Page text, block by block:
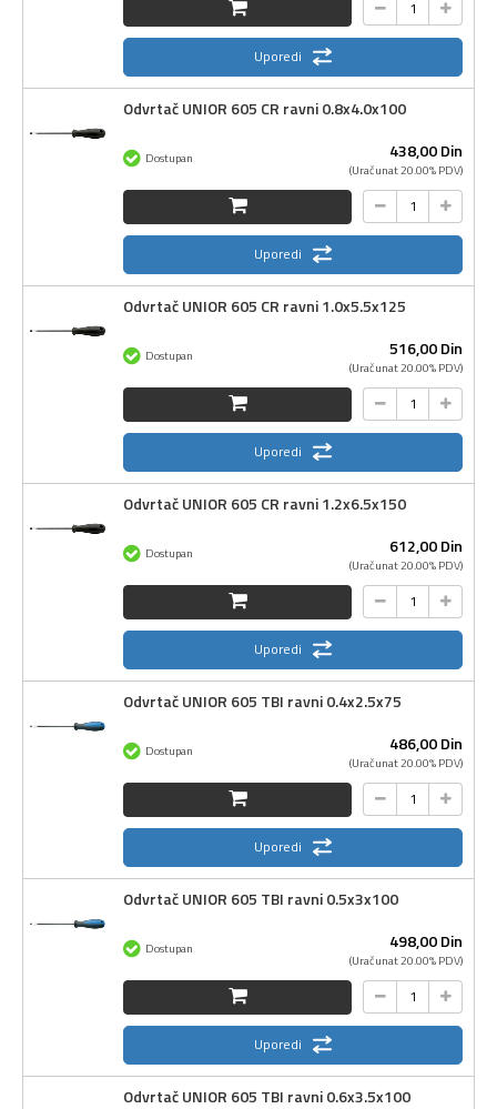
Uporedi
Odvrtač UNIOR 605 CR ravni 0.8x4.0x100
438,00Din
(Uračunat 20.00% PDV)
Dostupan
Uporedi
Odvrtač UNIOR 605 CR ravni 1.0x5.5x125
516,00Din
(Uračunat 20.00% PDV)
Dostupan
Uporedi
Odvrtač UNIOR 605 CR ravni 1.2x6.5x150
612,00Din
(Uračunat 20.00% PDV)
Dostupan
Uporedi
Odvrtač UNIOR 605 TBI ravni 0.4x2.5x75
486,00Din
(Uračunat 20.00% PDV)
Dostupan
Uporedi
Odvrtač UNIOR 605 TBI ravni 0.5x3x100
498,00Din
(Uračunat 20.00% PDV)
Dostupan
Uporedi
Odvrtač UNIOR 605 TBI ravni 0.6x3.5x100